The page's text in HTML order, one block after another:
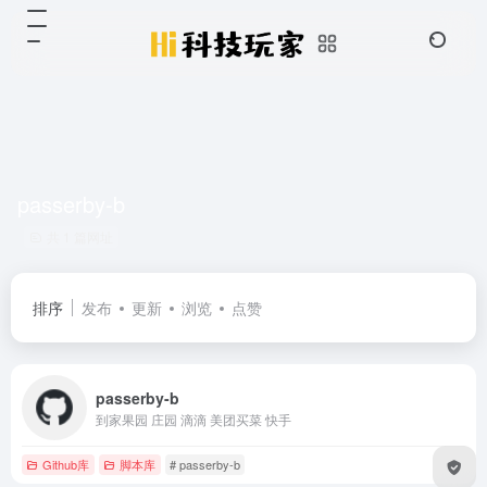
排序 发布 更新 浏览 点赞
passerby-b
到家果园 庄园 滴滴 美团买菜 快手
Github库 脚本库 # passerby-b